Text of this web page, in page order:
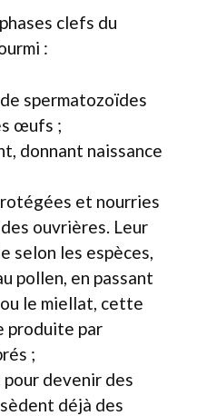
clefs du
:
spermatozoïdes
œufs ;
donnant naissance
et nourries
ouvrières. Leur
selon les espèces,
pollen, en passant
le miellat, cette
produite par
;
pour devenir des
déjà des